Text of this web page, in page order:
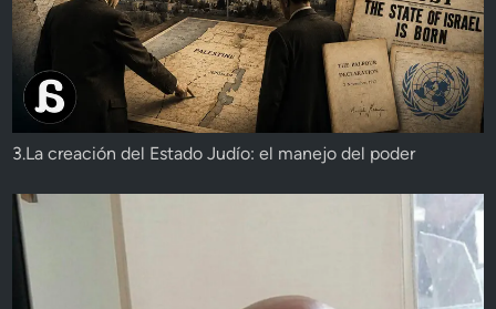
3.La creación del Estado Judío: el manejo del poder